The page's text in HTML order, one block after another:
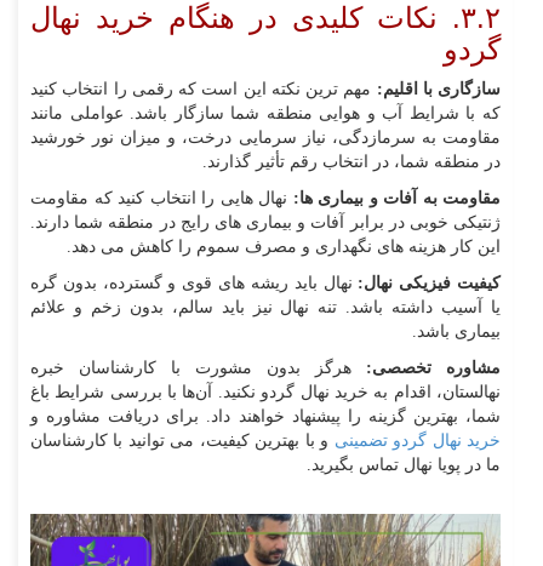
۳.۲. نکات کلیدی در هنگام خرید نهال
گردو
سازگاری با اقلیم: مهم‌ ترین نکته این است که رقمی را انتخاب کنید
که با شرایط آب و هوایی منطقه شما سازگار باشد. عواملی مانند
مقاومت به سرمازدگی، نیاز سرمایی درخت، و میزان نور خورشید
در منطقه شما، در انتخاب رقم تأثیر گذارند.
مقاومت به آفات و بیماری‌ ها: نهال‌ هایی را انتخاب کنید که مقاومت
ژنتیکی خوبی در برابر آفات و بیماری‌ های رایج در منطقه شما دارند.
این کار هزینه‌ های نگهداری و مصرف سموم را کاهش می‌ دهد.
کیفیت فیزیکی نهال: نهال باید ریشه‌ های قوی و گسترده، بدون گره
یا آسیب داشته باشد. تنه نهال نیز باید سالم، بدون زخم و علائم
بیماری باشد.
مشاوره تخصصی: هرگز بدون مشورت با کارشناسان خبره
نهالستان، اقدام به خرید نهال گردو نکنید. آن‌ها با بررسی شرایط باغ
شما، بهترین گزینه را پیشنهاد خواهند داد. برای دریافت مشاوره و
خرید نهال گردو تضمینی و با بهترین کیفیت، می‌ توانید با کارشناسان
ما در پویا نهال تماس بگیرید.